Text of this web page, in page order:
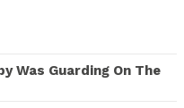
Was Guarding On The